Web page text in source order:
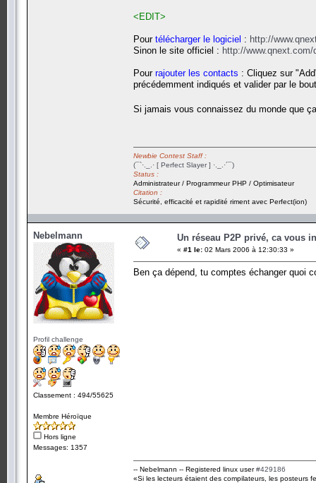
<EDIT>
Pour télécharger le logiciel : http://
Sinon le site officiel : http://
Pour rajouter les contacts : Cliquez sur
précédemment indiqués et valider par le
Si jamais vous connaissez du monde que
Newbie Contest Staff :
(¯`·._.· [ Perfect Slayer ] ·._.·´¯)
Status :
Administrateur / Programmeur PHP / Optimisateur
Citation :
Sécurité, efficacité et rapidité riment avec Perfect(ion)
Nebelmann
Profil challenge
Classement : 494/55625
Membre Héroïque
Hors ligne
Messages: 1357
Un réseau P2P privé, ca vous
« #1 le: 02 Mars 2006 à 12:30:33 »
Ben ça dépend, tu comptes échanger quoi
-- Nebelmann -- Registered linux user#429186
«Si les lecteurs étaient des compilateurs, les posteurs